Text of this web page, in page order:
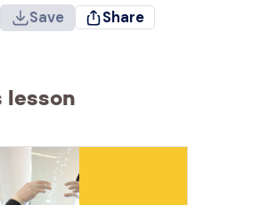
Save Share